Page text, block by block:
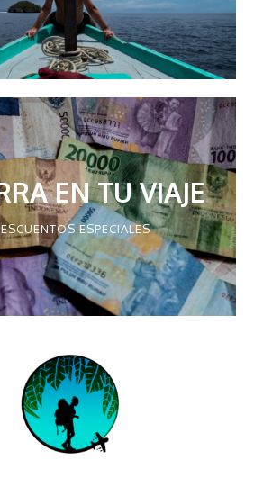
EN TU VIAJE
ESPECIALES